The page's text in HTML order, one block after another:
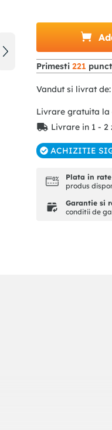
Primesti221
Vandut si livrat de:
Livrare gratuita la
Livrare in 1 -
ACHIZITIE
Plata in rate
produs
Garantie si
conditii de